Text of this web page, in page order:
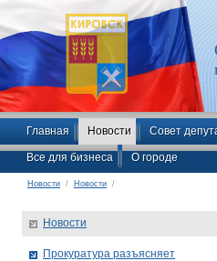
Главная Новости Совет
Все для бизнеса О городе
Новости / Новости /
Новости
Прокуратура разъясняет